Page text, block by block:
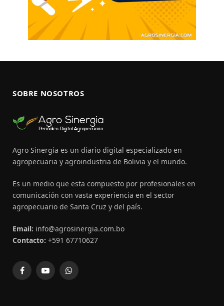
SOBRE NOSOTROS
Agro Sinergia es un diario digital especializado en
agropecuaria y agroindustria de Bolivia y el mundo.
Es un medio que esta compuesto por profesionales en
comunicación con vasta experiencia en el sector
agropecuario de Santa Cruz y del país.
Email: info@agrosinergia.com.bo
Contacto: +591 67710627
FacebookYouTubeWhatsApp